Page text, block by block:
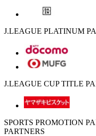
J.LEAGUE PLATINUM
J.LEAGUE CUP TITLE
SPORTS PROMOTION
PARTNERS